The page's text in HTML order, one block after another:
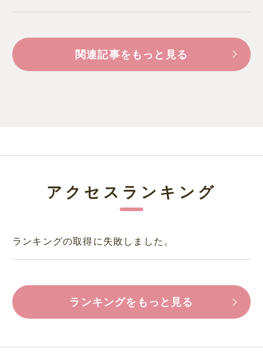
関連記事をもっと見る
アクセスランキング
ランキングの取得に失敗しました。
ランキングをもっと見る